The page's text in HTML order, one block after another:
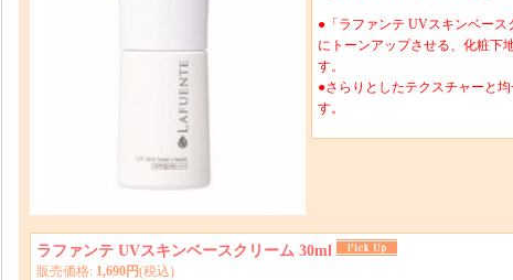
●「ラファンテ UVスキンベース
にトーンアップさせる、化粧下
す。
●さらりとしたテクスチャーと
す。
ラファンテ UVスキンベースクリーム 30ml
販売価格: 1,690円(税込)